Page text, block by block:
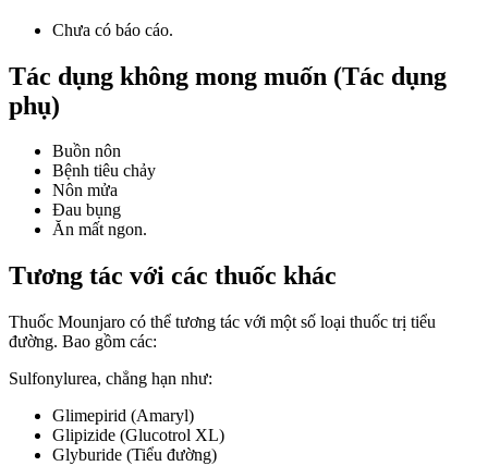
Chưa có báo cáo.
Tác dụng không mong muốn (Tác dụng
phụ)
Buồn nôn
Bệnh tiêu chảy
Nôn mửa
Đau bụng
Ăn mất ngon.
Tương tác với các thuốc khác
Thuốc Mounjaro có thể tương tác với một số loại thuốc trị tiểu
đường. Bao gồm các:
Sulfonylurea, chẳng hạn như:
Glimepirid (Amaryl)
Glipizide (Glucotrol XL)
Glyburide (Tiểu đường)